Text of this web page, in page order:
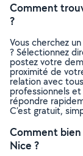
Comment
?
Vous cherchez
? Sélectionnez
postez votre
proximité de
relation avec
professionnels
répondre
C’est gratuit,
Comment
Nice ?